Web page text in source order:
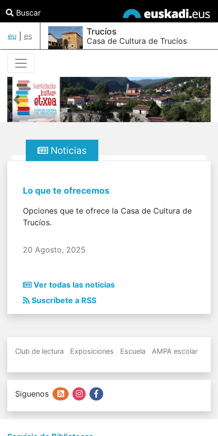
Buscar
eu es Trucíos
Casa de Cultura de Trucíos
Anterior
Noticias
Lo que te ofrecemos
Opciones que te ofrece la Casa de Cultura de
Trucíos.
20 Agosto, 2025
Ver todas las noticias
Suscríbete a RSS
Club de lectura Exposiciones Escuela AMPA escolar
Siguenos